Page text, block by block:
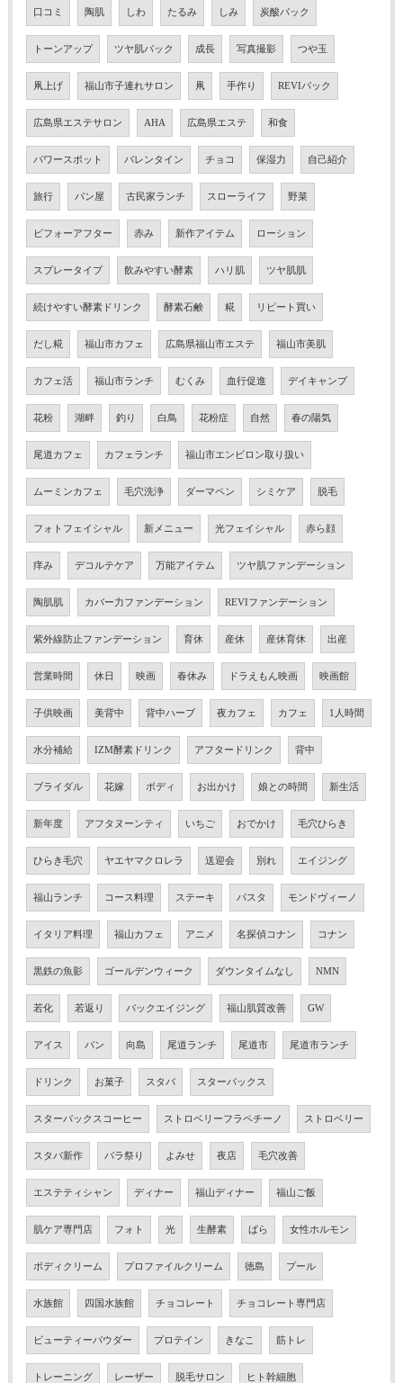
口コミ 陶肌 しわ たるみ しみ 炭酸パック
トーンアップ ツヤ肌パック 成長 写真撮影 つや玉
凧上げ 福山市子連れサロン 凧 手作り REVIパック
広島県エステサロン AHA 広島県エステ 和食
パワースポット バレンタイン チョコ 保湿力 自己紹介
旅行 パン屋 古民家ランチ スローライフ 野菜
ビフォーアフター 赤み 新作アイテム ローション
スプレータイプ 飲みやすい酵素 ハリ肌 ツヤ肌肌
続けやすい酵素ドリンク 酵素石鹸 糀 リピート買い
だし糀 福山市カフェ 広島県福山市エステ 福山市美肌
カフェ活 福山市ランチ むくみ 血行促進 デイキャンプ
花粉 湖畔 釣り 白鳥 花粉症 自然 春の陽気
尾道カフェ カフェランチ 福山市エンビロン取り扱い
ムーミンカフェ 毛穴洗浄 ダーマペン シミケア 脱毛
フォトフェイシャル 新メニュー 光フェイシャル 赤ら顔
痒み デコルテケア 万能アイテム ツヤ肌ファンデーション
陶肌肌 カバー力ファンデーション REVIファンデーション
紫外線防止ファンデーション 育休 産休 産休育休 出産
営業時間 休日 映画 春休み ドラえもん映画 映画館
子供映画 美背中 背中ハーブ 夜カフェ カフェ 1人時間
水分補給 IZM酵素ドリンク アフタードリンク 背中
ブライダル 花嫁 ボディ お出かけ 娘との時間 新生活
新年度 アフタヌーンティ いちご おでかけ 毛穴ひらき
ひらき毛穴 ヤエヤマクロレラ 送迎会 別れ エイジング
福山ランチ コース料理 ステーキ パスタ モンドヴィーノ
イタリア料理 福山カフェ アニメ 名探偵コナン コナン
黒鉄の魚影 ゴールデンウィーク ダウンタイムなし NMN
若化 若返り バックエイジング 福山肌質改善 GW
アイス パン 向島 尾道ランチ 尾道市 尾道市ランチ
ドリンク お菓子 スタバ スターバックス
スターバックスコーヒー ストロベリーフラペチーノ ストロベリー
スタバ新作 バラ祭り よみせ 夜店 毛穴改善
エステティシャン ディナー 福山ディナー 福山ご飯
肌ケア専門店 フォト 光 生酵素 ばら 女性ホルモン
ボディクリーム プロファイルクリーム 徳島 プール
水族館 四国水族館 チョコレート チョコレート専門店
ビューティーパウダー プロテイン きなこ 筋トレ
トレーニング レーザー 脱毛サロン ヒト幹細胞